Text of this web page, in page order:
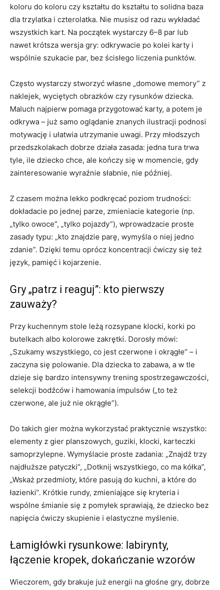
koloru do koloru czy kształtu do kształtu to solidna baza
dla trzylatka i czterolatka. Nie musisz od razu wykładać
wszystkich kart. Na początek wystarczy 6–8 par lub
nawet krótsza wersja gry: odkrywacie po kolei karty i
wspólnie szukacie par, bez ścisłego liczenia punktów.
Często wystarczy stworzyć własne „domowe memory” z
naklejek, wyciętych obrazków czy rysunków dziecka.
Maluch najpierw pomaga przygotować karty, a potem je
odkrywa – już samo oglądanie znanych ilustracji podnosi
motywację i ułatwia utrzymanie uwagi. Przy młodszych
przedszkolakach dobrze działa zasada: jedna tura trwa
tyle, ile dziecko chce, ale kończy się w momencie, gdy
zainteresowanie wyraźnie słabnie, nie później.
Z czasem można lekko podkręcać poziom trudności:
dokładacie po jednej parze, zmieniacie kategorie (np.
„tylko owoce”, „tylko pojazdy”), wprowadzacie proste
zasady typu: „kto znajdzie parę, wymyśla o niej jedno
zdanie”. Dzięki temu oprócz koncentracji ćwiczy się też
język, pamięć i kojarzenie.
Gry „patrz i reaguj”: kto pierwszy
zauważy?
Przy kuchennym stole leżą rozsypane klocki, korki po
butelkach albo kolorowe zakrętki. Dorosły mówi:
„Szukamy wszystkiego, co jest czerwone i okrągłe” – i
zaczyna się polowanie. Dla dziecka to zabawa, a w tle
dzieje się bardzo intensywny trening spostrzegawczości,
selekcji bodźców i hamowania impulsów („to też
czerwone, ale już nie okrągłe”).
Do takich gier można wykorzystać praktycznie wszystko:
elementy z gier planszowych, guziki, klocki, karteczki
samoprzylepne. Wymyślacie proste zadania: „Znajdź trzy
najdłuższe patyczki”, „Dotknij wszystkiego, co ma kółka”,
„Wskaż przedmioty, które pasują do kuchni, a które do
łazienki”. Krótkie rundy, zmieniające się kryteria i
wspólne śmianie się z pomyłek sprawiają, że dziecko bez
napięcia ćwiczy skupienie i elastyczne myślenie.
Łamigłówki rysunkowe: labirynty,
łączenie kropek, dokańczanie wzorów
Wieczorem, gdy brakuje już energii na głośne gry, dobrze